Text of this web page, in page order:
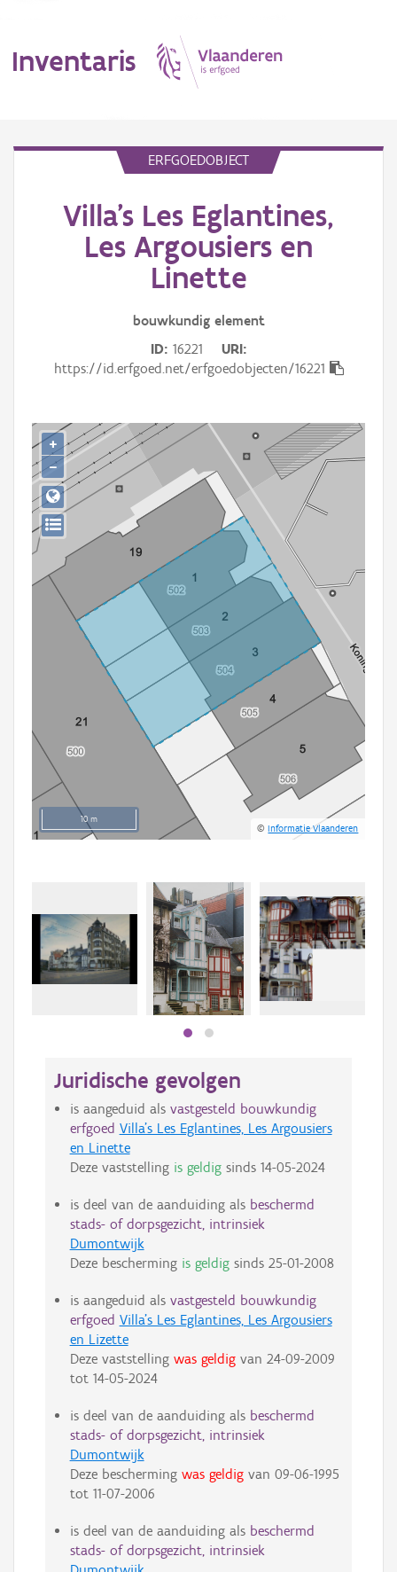
Inventaris
Erfgoedobject
Aanduidingsobject
Gebeurtenis
Downloads
Hergebruik
Aanmelden
ERFGOEDOBJECT
Villa's Les Eglantines,
Les Argousiers en
Linette
bouwkundig element
ID 16221
URI
https://id.erfgoed.net/erfgoedobjecten/16221
10 m
©Informatie Vlaanderen
+
−
Juridische gevolgen
is aangeduid als vastgesteld bouwkundig
erfgoed Villa's Les Eglantines, Les Argousiers
en Linette
Deze vaststelling is geldigsinds 14-05-2024
is deel van de aanduiding als beschermd
stads- of dorpsgezicht, intrinsiek
Dumontwijk
Deze bescherming is geldigsinds 25-01-2008
is aangeduid als vastgesteld bouwkundig
erfgoed Villa's Les Eglantines, Les Argousiers
en Lizette
Deze vaststelling was geldigvan 24-09-2009
tot 14-05-2024
is deel van de aanduiding als beschermd
stads- of dorpsgezicht, intrinsiek
Dumontwijk
Deze bescherming was geldigvan 09-06-1995
tot 11-07-2006
is deel van de aanduiding als beschermd
stads- of dorpsgezicht, intrinsiek